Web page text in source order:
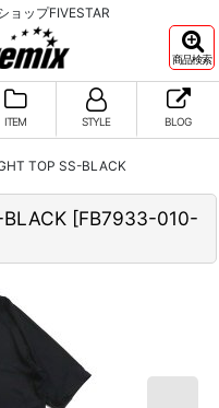
ョップFIVESTAR
商品検索
ITEM STYLE BLOG
TOP SS-BLACK
BLACK [FB7933-010-